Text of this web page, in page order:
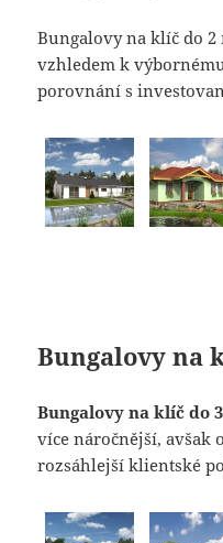
Bungalovy na klíč do
vzhledem k
porovnání s
Bungalovy na
Bungalovy na klíč do
více náročnější, avšak
rozsáhlejší klientské